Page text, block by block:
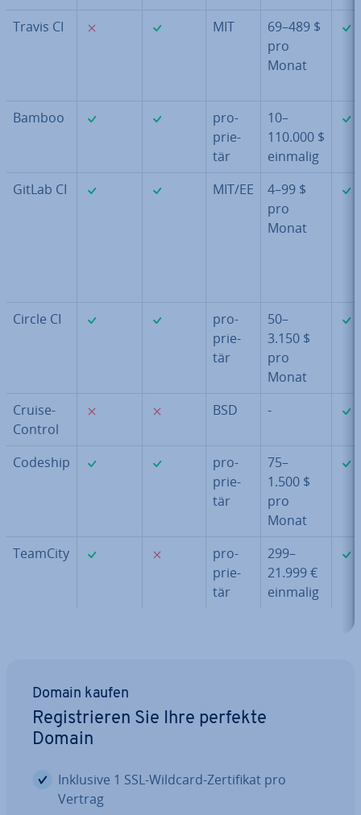
Travis CI MIT
69–489 $
pro
Monat
Bamboo
pro­
prie­
tär
10–
110.000 $
einmalig
GitLab CI
MIT/EE
4–99 $
pro
Monat
Circle CI
pro­
prie­
tär
50–
3.150 $
pro
Monat
Crui­se­
Con­trol
BSD -
Codeship
pro­
prie­
tär
75–
1.500 $
pro
Monat
TeamCity
pro­
prie­
tär
299–
21.999 €
einmalig
Domain kaufen
Re­gis­trie­ren Sie Ihre perfekte
Domain
Inklusive 1 SSL-Wildcard-Zer­ti­fi­kat pro
Vertrag